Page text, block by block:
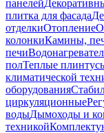
панелей
плитка для фасада
отделкиОтопление
колонкиКамины,
печи
полТеплые
климатической
оборудования
циркуляционные
водыДымоходы и
техникой